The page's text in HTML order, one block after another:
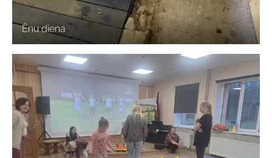
Ēnu diena